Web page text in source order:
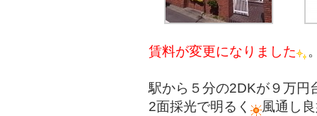
賃料が変更になりました
駅から５分の2DKが９万円
2面採光で明るく
風通し